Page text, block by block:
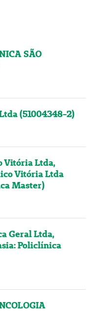
SÃO
(51004348-2)
Vitória Ltda,
Vitória Ltda
Master)
Geral Ltda,
Policlínica